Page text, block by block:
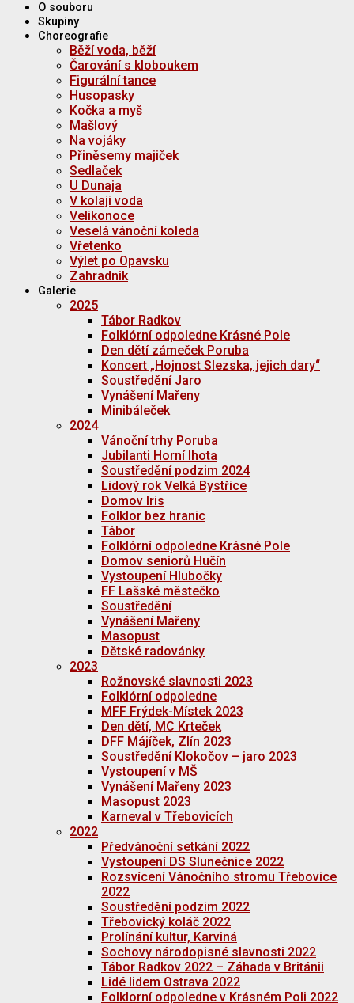
O souboru
Skupiny
Choreografie
Běží voda, běží
Čarování s kloboukem
Figurální tance
Husopasky
Kočka a myš
Mašlový
Na vojáky
Přiněsemy majiček
Sedlaček
U Dunaja
V kolaji voda
Velikonoce
Veselá vánoční koleda
Vřetenko
Výlet po Opavsku
Zahradnik
Galerie
2025
Tábor Radkov
Folklórní odpoledne Krásné Pole
Den dětí zámeček Poruba
Koncert „Hojnost Slezska, jejich dary“
Soustředění Jaro
Vynášení Mařeny
Minibáleček
2024
Vánoční trhy Poruba
Jubilanti Horní lhota
Soustředění podzim 2024
Lidový rok Velká Bystřice
Domov Iris
Folklor bez hranic
Tábor
Folklórní odpoledne Krásné Pole
Domov seniorů Hučín
Vystoupení Hlubočky
FF Lašské městečko
Soustředění
Vynášení Mařeny
Masopust
Dětské radovánky
2023
Rožnovské slavnosti 2023
Folklórní odpoledne
MFF Frýdek-Místek 2023
Den dětí, MC Krteček
DFF Májíček, Zlín 2023
Soustředění Klokočov – jaro 2023
Vystoupení v MŠ
Vynášení Mařeny 2023
Masopust 2023
Karneval v Třebovicích
2022
Předvánoční setkání 2022
Vystoupení DS Slunečnice 2022
Rozsvícení Vánočního stromu Třebovice
2022
Soustředění podzim 2022
Třebovický koláč 2022
Prolínání kultur, Karviná
Sochovy národopisné slavnosti 2022
Tábor Radkov 2022 – Záhada v Británii
Lidé lidem Ostrava 2022
Folklorní odpoledne v Krásném Poli 2022